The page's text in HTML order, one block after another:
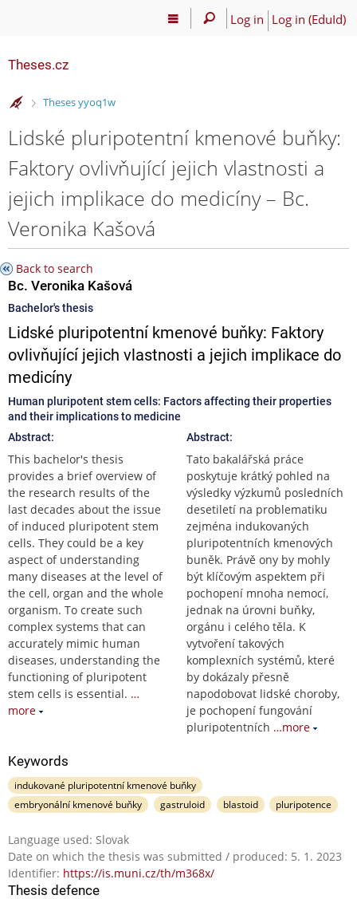
Log in Log in (EduId)
Theses.cz
>
Theses yyoq1w
Lidské pluripotentní kmenové buňky:
Faktory ovlivňující jejich vlastnosti a
jejich implikace do medicíny – Bc.
Veronika Kašová
Back to search
Bc. Veronika Kašová
Bachelor's thesis
Lidské pluripotentní kmenové buňky: Faktory
ovlivňující jejich vlastnosti a jejich implikace do
medicíny
Human pluripotent stem cells: Factors affecting their properties
and their implications to medicine
Abstract:
This bachelor's thesis
provides a brief overview of
the research results of the
last decades about the issue
of induced pluripotent stem
cells. They could be a key
aspect of understanding
many diseases at the level of
the cell, organ and the whole
organism. To create such
complex systems that can
accurately mimic human
diseases, understanding the
functioning of pluripotent
stem cells is essential. …
more
Abstract:
Tato bakalářská práce
poskytuje krátký pohled na
výsledky výzkumů posledních
desetiletí na problematiku
zejména indukovaných
pluripotentních kmenových
buněk. Právě ony by mohly
být klíčovým aspektem při
pochopení mnoha nemocí,
jednak na úrovni buňky,
orgánu i celého těla. K
vytvoření takových
komplexních systémů, které
by dokázaly přesně
napodobovat lidské choroby,
je pochopení fungování
pluripotentních …more
Keywords
indukované pluripotentní kmenové buňky
embryonální kmenové buňky
gastruloid blastoid pluripotence
Language used: Slovak
Date on which the thesis was submitted / produced: 5. 1. 2023
Identifier: https://is.muni.cz/th/m368x/
Thesis defence